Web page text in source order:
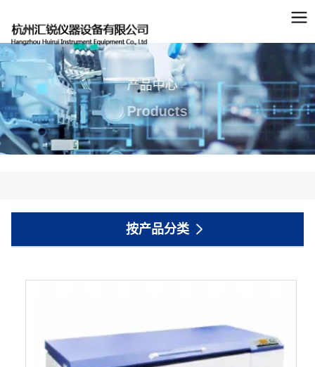
产品中心
Products
按产品分类